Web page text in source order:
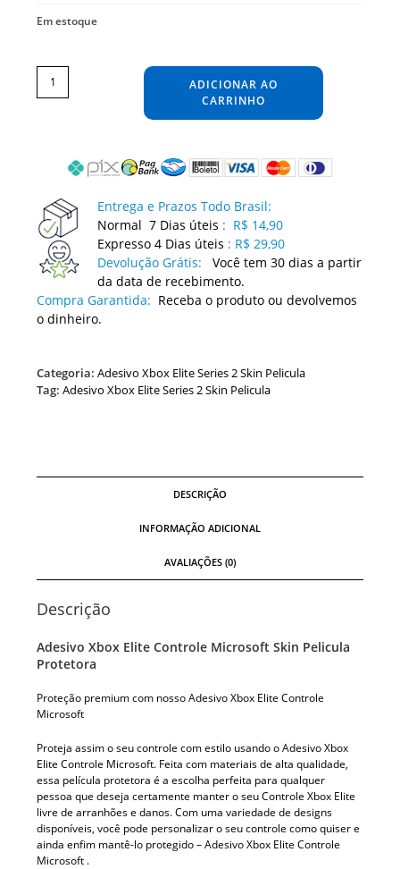
Em estoque
Skin
Xbox
Elite
Series
Adesivo
ADICIONAR AO
CARRINHO
Entrega e Prazos Todo Brasil:
Normal 7 Dias úteis : R$ 14,90
Expresso 4 Dias úteis : R$ 29,90
Devolução Grátis:
Você tem 30 dias a partir
da data de recebimento.
Compra Garantida: Receba o produto ou devolvemos
o dinheiro.
Categoria:Adesivo Xbox Elite Series 2 Skin Pelicula
Tag:Adesivo Xbox Elite Series 2 Skin Pelicula
DESCRIÇÃO
INFORMAÇÃO ADICIONAL
AVALIAÇÕES (0)
Descrição
Adesivo Xbox Elite Controle Microsoft Skin Pelicula
Protetora
Proteção premium com nosso Adesivo Xbox Elite Controle
Microsoft
Proteja assim o seu controle com estilo usando o Adesivo Xbox
Elite Controle Microsoft. Feita com materiais de alta qualidade,
essa película protetora é a escolha perfeita para qualquer
pessoa que deseja certamente manter o seu Controle Xbox Elite
livre de arranhões e danos. Com uma variedade de designs
disponíveis, você pode personalizar o seu controle como quiser e
ainda enfim mantê-lo protegido – Adesivo Xbox Elite Controle
Microsoft .